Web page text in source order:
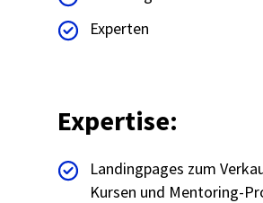
Experten
Expertise:
Landingpages zum
Kursen und Mentoring-